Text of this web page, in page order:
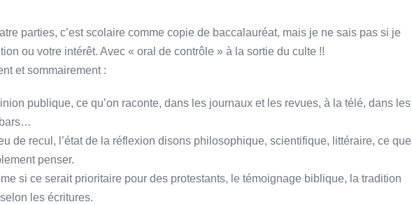
parties, c’est scolaire comme copie de baccalauréat, mais je ne sais pas si je
ou votre intérêt. Avec « oral de contrôle » à la sortie du culte !!
et sommairement :
publique, ce qu’on raconte, dans les journaux et les revues, à la télé, dans les
de recul, l’état de la réflexion disons philosophique, scientifique, littéraire, ce que
penser.
si ce serait prioritaire pour des protestants, le témoignage biblique, la tradition
les écritures.